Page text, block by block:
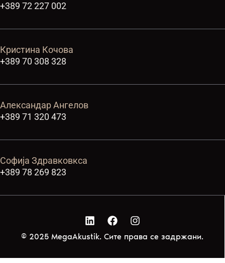
+389 72 227 002
Кристина Кочова
+389 70 308 328
Александар Ангелов
+389 71 320 473
Софија Здравковкса
+389 78 269 823
© 2025 MegaAkustik. Сите права се задржани.